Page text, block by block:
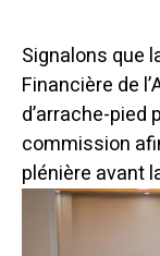
Signalons que
Financière de
d’arrache-pied
commission
plénière avant